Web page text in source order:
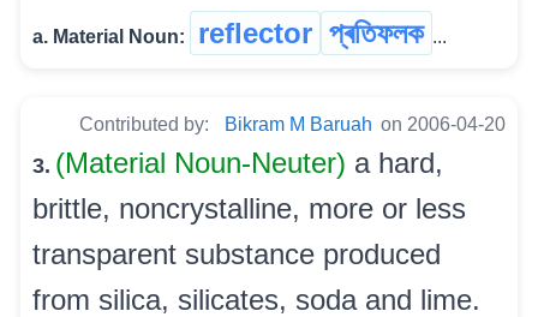
a. Material Noun: reflector প্ৰতিফলক ...
Contributed by: Bikram M Baruah on 2006-04-20
3. (Material Noun-Neuter) a hard,
brittle, noncrystalline, more or less
transparent substance produced
from silica, silicates, soda and lime.